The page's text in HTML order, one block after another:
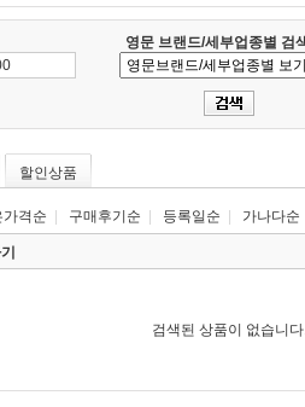
영문 브랜드/세부업종별 검
할인상품
가격순 구매후기순 등록일순 가나다순
검색된 상품이 없습니